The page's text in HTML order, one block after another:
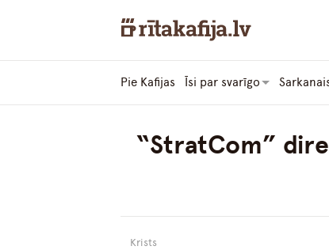
Pie Kafijas Īsi par svarīgo
“StratCom”
Krists